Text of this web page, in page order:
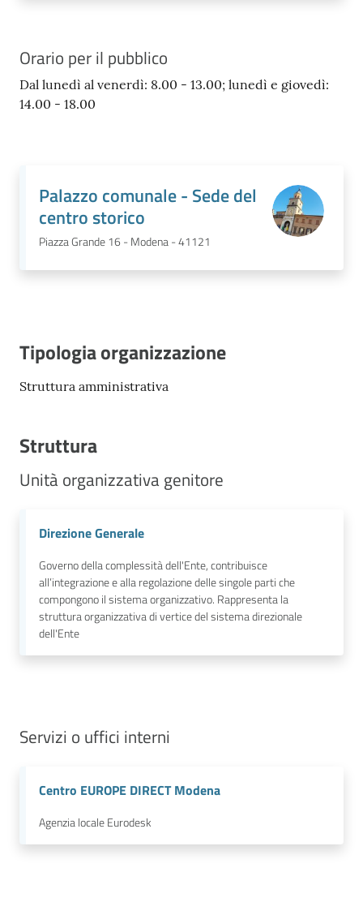
Orario per il pubblico
Dal lunedì al venerdì: 8.00 - 13.00; lunedì e giovedì:
14.00 - 18.00
Palazzo comunale - Sede del
centro storico
Piazza Grande 16 - Modena - 41121
Tipologia organizzazione
Struttura amministrativa
Struttura
Unità organizzativa genitore
Direzione Generale
Governo della complessità dell'Ente, contribuisce
all’integrazione e alla regolazione delle singole parti che
compongono il sistema organizzativo. Rappresenta la
struttura organizzativa di vertice del sistema direzionale
dell'Ente
Servizi o uffici interni
Centro EUROPE DIRECT Modena
Agenzia locale Eurodesk